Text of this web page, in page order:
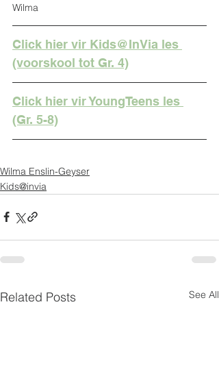
Wilma
Click hier vir Kids@InVia les
(voorskool tot Gr. 4)
Click hier vir YoungTeens les
(Gr. 5-8)
Wilma Enslin-Geyser
Kids@invia
Related Posts See All